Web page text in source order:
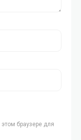
браузере для